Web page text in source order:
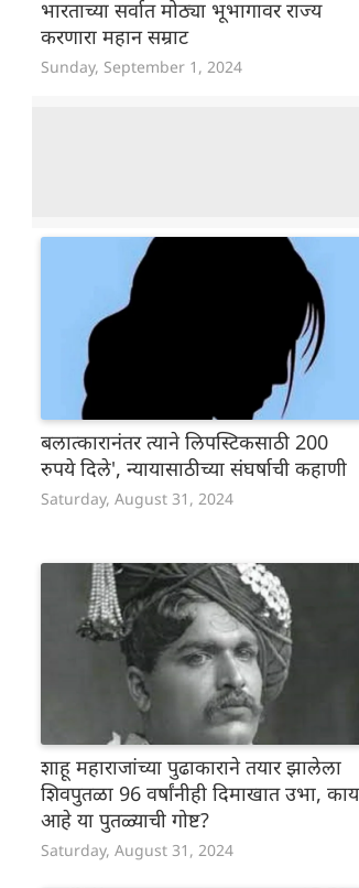
भारताच्या सर्वात मोठ्या भूभागावर राज्य
करणारा महान सम्राट
Sunday, September 1, 2024
बलात्कारानंतर त्याने लिपस्टिकसाठी 200
रुपये दिले', न्यायासाठीच्या संघर्षाची कहाणी
Saturday, August 31, 2024
शाहू महाराजांच्या पुढाकाराने तयार झालेला
शिवपुतळा 96 वर्षांनीही दिमाखात उभा, काय
आहे या पुतळ्याची गोष्ट?
Saturday, August 31, 2024